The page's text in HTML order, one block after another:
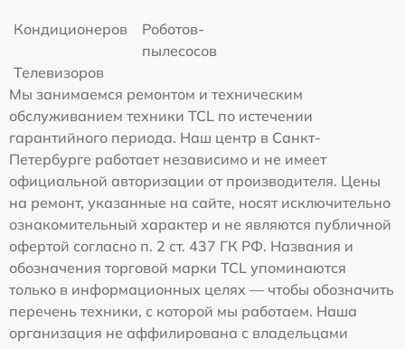
Кондиционеров
Роботов-
пылесосов
Телевизоров
Мы занимаемся ремонтом и техническим
обслуживанием техники TCL по истечении
гарантийного периода. Наш центр в Санкт-
Петербурге работает независимо и не имеет
официальной авторизации от производителя. Цены
на ремонт, указанные на сайте, носят исключительно
ознакомительный характер и не являются публичной
офертой согласно п. 2 ст. 437 ГК РФ. Названия и
обозначения торговой марки TCL упоминаются
только в информационных целях — чтобы обозначить
перечень техники, с которой мы работаем. Наша
организация не аффилирована с владельцами